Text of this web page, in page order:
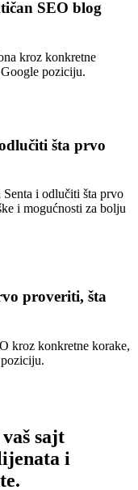
SEO blog
kroz konkretne
poziciju.
šta prvo
i odlučiti šta prvo
i mogućnosti za bolju
proveriti, šta
kroz konkretne korake,
sajt
i